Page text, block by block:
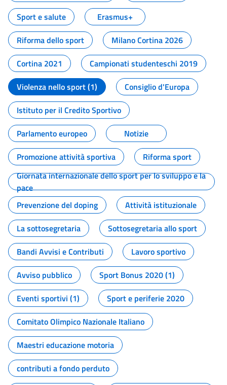
Sport e salute
Erasmus+
Riforma dello sport
Milano Cortina 2026
Cortina 2021
Campionati studenteschi 2019
Violenza nello sport (1)
Consiglio d'Europa
Istituto per il Credito Sportivo
Parlamento europeo
Notizie
Promozione attività sportiva
Riforma sport
Giornata internazionale dello sport per lo sviluppo e la
pace
Prevenzione del doping
Attività istituzionale
La sottosegretaria
Sottosegretaria allo sport
Bandi Avvisi e Contributi
Lavoro sportivo
Avviso pubblico
Sport Bonus 2020 (1)
Eventi sportivi (1)
Sport e periferie 2020
Comitato Olimpico Nazionale Italiano
Maestri educazione motoria
contributi a fondo perduto